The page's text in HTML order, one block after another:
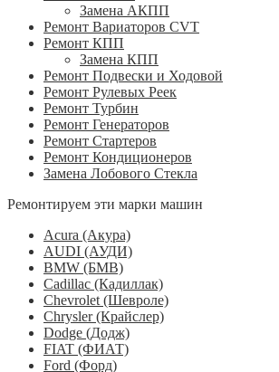
Замена АКПП
Ремонт Вариаторов CVT
Ремонт КПП
Замена КПП
Ремонт Подвески и Ходовой
Ремонт Рулевых Реек
Ремонт Турбин
Ремонт Генераторов
Ремонт Стартеров
Ремонт Кондиционеров
Замена Лобового Стекла
Ремонтируем эти марки машин
Acura (Акура)
AUDI (АУДИ)
BMW (БМВ)
Cadillac (Кадиллак)
Chevrolet (Шевроле)
Chrysler (Крайслер)
Dodge (Додж)
FIAT (ФИАТ)
Ford (Форд)